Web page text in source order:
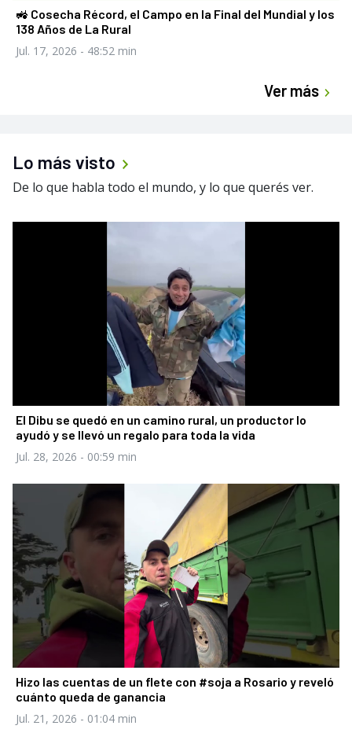
🚜 Cosecha Récord, el Campo en la Final del Mundial y los
138 Años de La Rural
Jul. 17, 2026 - 48:52 min
Ver más
Lo más visto
De lo que habla todo el mundo, y lo que querés ver.
El Dibu se quedó en un camino rural, un productor lo
ayudó y se llevó un regalo para toda la vida
Jul. 28, 2026 - 00:59 min
Hizo las cuentas de un flete con #soja a Rosario y reveló
cuánto queda de ganancia
Jul. 21, 2026 - 01:04 min